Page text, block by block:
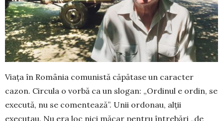
Viața în România comunistă căpătase un ca­racter
cazon. Circula o vorbă ca un slogan: „Or­dinul e ordin, se
execută, nu se comentează”. Unii or­donau, alții
executau. Nu era loc nici măcar pen­tru întrebări „de